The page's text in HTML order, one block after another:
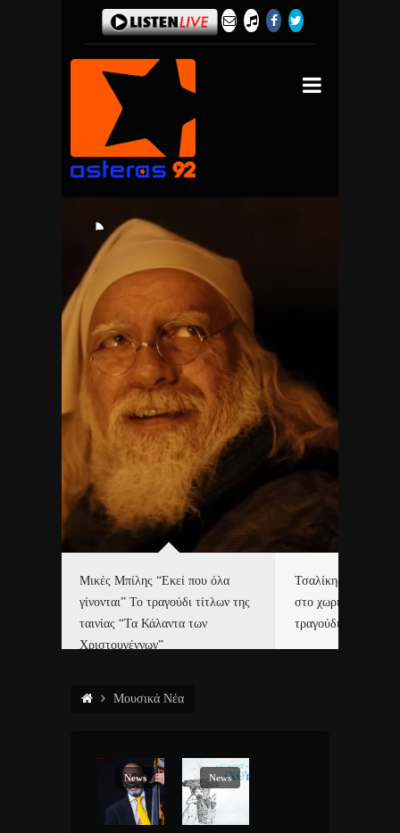
Μικές Μπίλης “Εκεί που όλα
γίνονται” Το τραγούδι τίτλων της
ταινίας “Τα Κάλαντα των
Χριστουγέννων”
Τσαλίκης,
στο χωριό του Άι
τραγούδι και video
Μουσικά Νέα
News News